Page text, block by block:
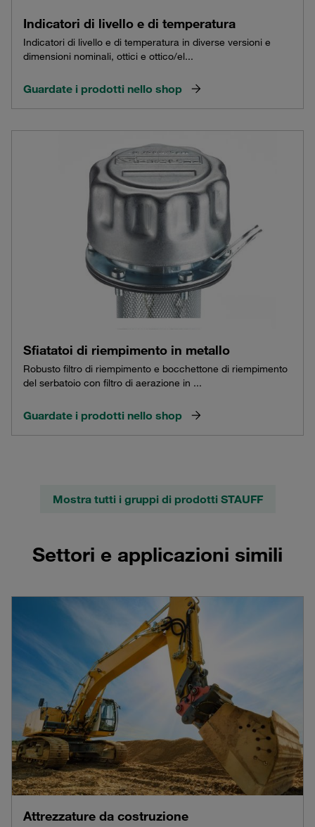
Indicatori di livello e di temperatura
Indicatori di livello e di temperatura in diverse versioni e
dimensioni nominali, ottici e ottico/el...
Guardate i prodotti nello shop
Sfiatatoi di riempimento in metallo
Robusto filtro di riempimento e bocchettone di riempimento
del serbatoio con filtro di aerazione in ...
Guardate i prodotti nello shop
Mostra tutti i gruppi di prodotti STAUFF
Settori e applicazioni simili
Attrezzature da costruzione